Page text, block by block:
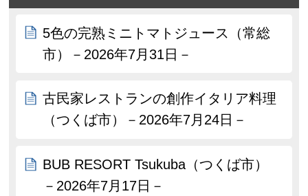
5色の完熟ミニトマトジュース（常総
市）－2026年7月31日－
古民家レストランの創作イタリア料理
（つくば市）－2026年7月24日－
BUB RESORT Tsukuba（つくば市）
－2026年7月17日－